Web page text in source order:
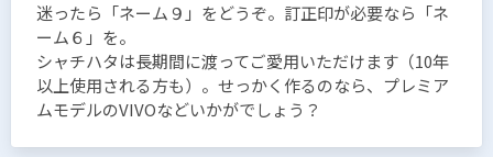
迷ったら「ネーム９」をどうぞ。訂正印が必要なら「ネ
ーム６」を。
シャチハタは長期間に渡ってご愛用いただけます（10年
以上使用される方も）。せっかく作るのなら、プレミア
ムモデルのVIVOなどいかがでしょう？